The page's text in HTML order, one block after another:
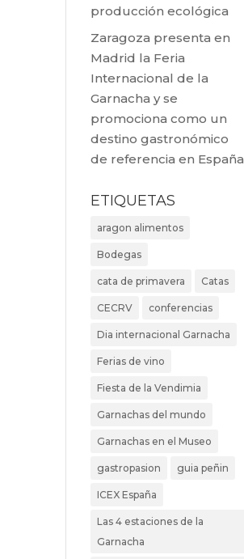
producción ecológica
Zaragoza presenta en
Madrid la Feria
Internacional de la
Garnacha y se
promociona como un
destino gastronómico
de referencia en España
ETIQUETAS
aragon alimentos
Bodegas
cata de primavera Catas
CECRV conferencias
Dia internacional Garnacha
Ferias de vino
Fiesta de la Vendimia
Garnachas del mundo
Garnachas en el Museo
gastropasion guia peñin
ICEX España
Las 4 estaciones de la
Garnacha